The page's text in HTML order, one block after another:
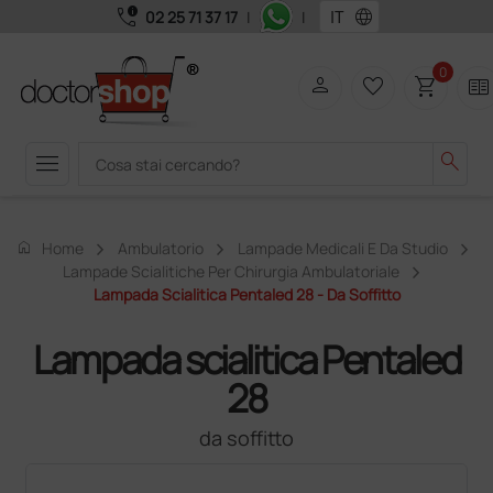
call_quality 02 25 71 37 17 | | language
menu search
person favorite_border shopping_cart0 two_pager
home Home Ambulatorio
Lampade Medicali E Da Studio
Lampade Scialitiche Per Chirurgia Ambulatoriale
Lampada Scialitica Pentaled 28 - Da Soffitto
Lampada scialitica Pentaled
28
da soffitto